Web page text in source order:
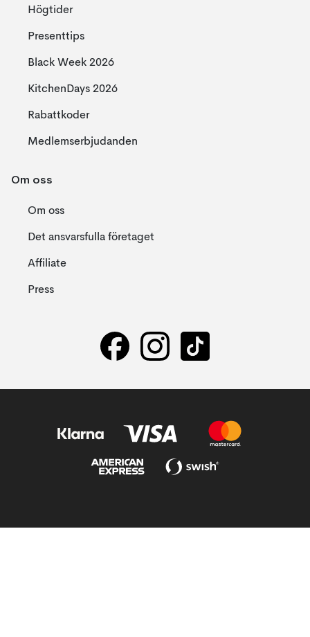
Högtider
Presenttips
Black Week 2026
KitchenDays 2026
Rabattkoder
Medlemserbjudanden
Om oss
Om oss
Det ansvarsfulla företaget
Affiliate
Press